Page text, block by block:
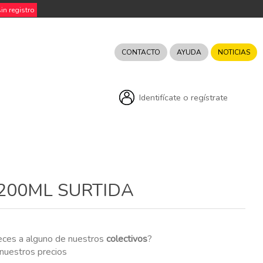
registro
CONTACTO AYUDA NOTICIAS
Identifícate o regístrate
SURTIDA
a alguno de nuestroscolectivos?
precios